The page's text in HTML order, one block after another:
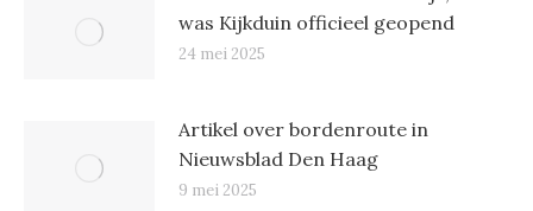
was Kijkduin officieel geopend
24 mei 2025
Artikel over bordenroute in
Nieuwsblad Den Haag
9 mei 2025